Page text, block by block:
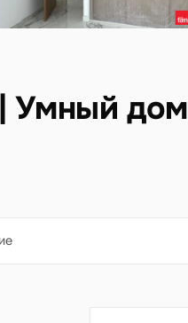
Умный дом